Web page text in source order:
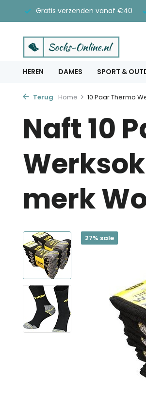
Gratis verzenden vanaf €40
HEREN DAMES SPORT &
Terug Home 10 Paar Thermo
Naft 10
merk
27% sale